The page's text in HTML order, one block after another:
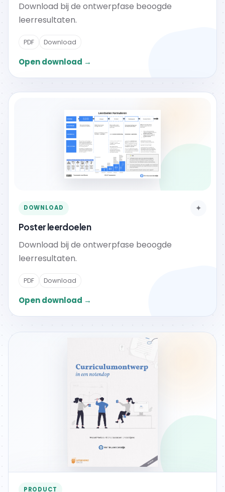
Download bij de ontwerpfase beoogde
leerresultaten.
PDF Download
Open download →
DOWNLOAD ✦
Poster leerdoelen
Download bij de ontwerpfase beoogde
leerresultaten.
PDF Download
Open download →
PRODUCT